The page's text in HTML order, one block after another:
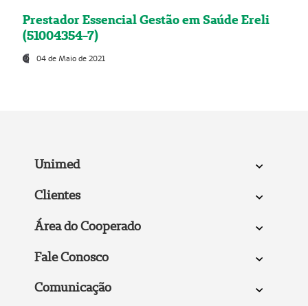
Prestador Essencial Gestão em Saúde Ereli
(51004354-7)
04 de Maio de 2021
Unimed
Clientes
Área do Cooperado
Fale Conosco
Comunicação